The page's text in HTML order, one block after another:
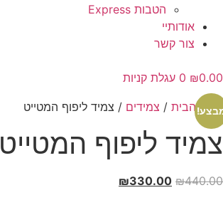
הטבות Express
אודותיי
צור קשר
₪0.00
0 עגלת קניות
עמוד הבית / צמידים / צמיד ליפוף המטייט
צמיד ליפוף המטייט
₪440.00
המחיר
₪330.00